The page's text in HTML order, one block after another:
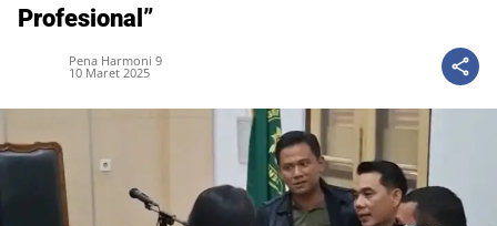
Profesional”
Pena Harmoni 9
10 Maret 2025